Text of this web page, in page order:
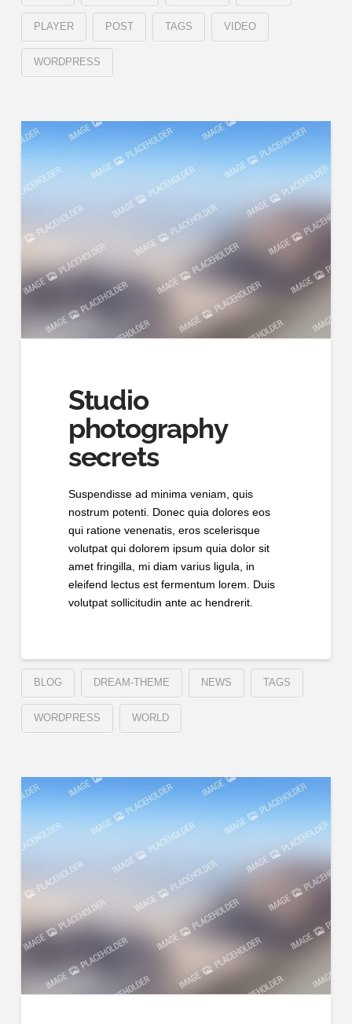
PLAYER POST TAGS VIDEO
WORDPRESS
Studio
photography
secrets
Suspendisse ad minima veniam, quis
nostrum potenti. Donec quia dolores eos
qui ratione venenatis, eros scelerisque
volutpat qui dolorem ipsum quia dolor sit
amet fringilla, mi diam varius ligula, in
eleifend lectus est fermentum lorem. Duis
volutpat sollicitudin ante ac hendrerit.
BLOG DREAM-THEME NEWS TAGS
WORDPRESS WORLD